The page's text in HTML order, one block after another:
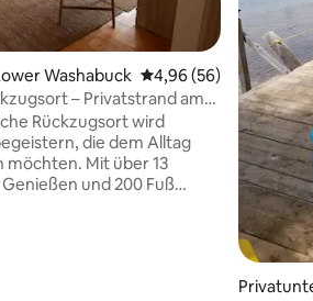
Washabuck Durchschnittliche
4,96 (56)
– Privatstrand am
Rückzugsort wird
die dem Alltag
Mit über 13
und 200 Fuß